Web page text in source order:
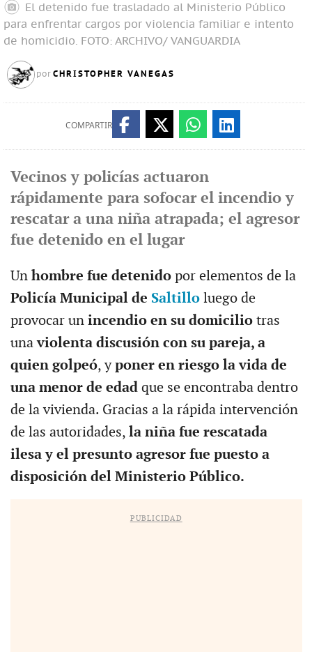
El detenido fue trasladado al Ministerio Público
para enfrentar cargos por violencia familiar e intento
de homicidio. FOTO: ARCHIVO/ VANGUARDIA
por CHRISTOPHER VANEGAS
COMPARTIR
Vecinos y policías actuaron
rápidamente para sofocar el incendio y
rescatar a una niña atrapada; el agresor
fue detenido en el lugar
Unhombre fue detenido por elementos de la
Policía Municipal de Saltilloluego de
provocar unincendio en su domicilio tras
unaviolenta discusión con su pareja, a
quien golpeó, yponer en riesgo la vida de
una menor de edad que se encontraba dentro
de la vivienda. Gracias a la rápida intervención
de las autoridades, la niña fue rescatada
ilesa y el presunto agresor fue puesto a
disposición del Ministerio Público.
PUBLICIDAD